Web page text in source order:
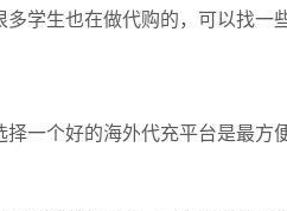
多学生也在做代购的，可以找一
择一个好的海外代充平台是最方